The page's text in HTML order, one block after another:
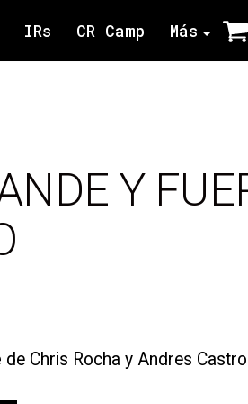
IRs CR Camp Más
Y
de Chris Rocha y Andres